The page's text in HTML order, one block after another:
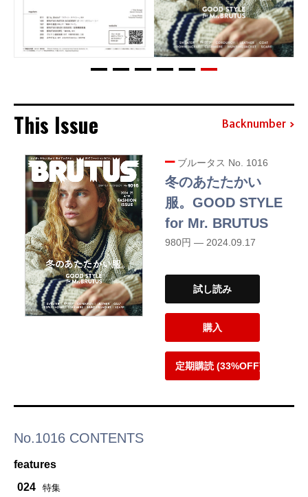
This Issue Backnumber
ブルータス No. 1016
冬のあたたかい
服。GOOD STYLE
for Mr. BRUTUS
980円 — 2024.09.17
試し読み
購入
定期購読 (33%OFF)
No.1016 CONTENTS
features
024
特集